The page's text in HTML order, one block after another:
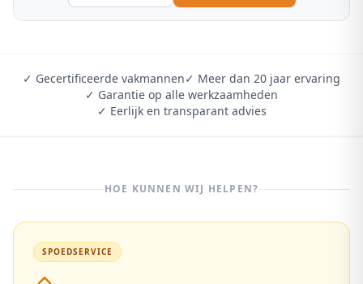
✓ Gecertificeerde vakmannen✓ Meer dan 20 jaar ervaring
✓ Garantie op alle werkzaamheden
✓ Eerlijk en transparant advies
HOE KUNNEN WIJ HELPEN?
SPOEDSERVICE